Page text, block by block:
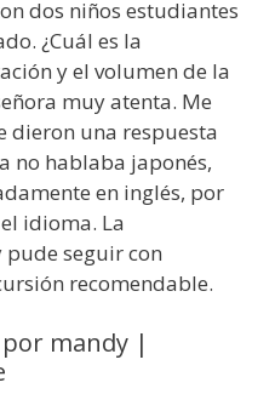
dos niños estudiantes
¿Cuál es la
y el volumen de la
muy atenta. Me
dieron una respuesta
no hablaba japonés,
en inglés, por
idioma. La
seguir con
recomendable.
mandy |